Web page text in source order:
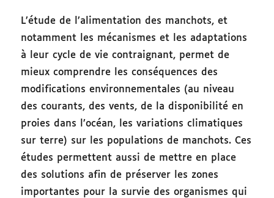
L’étude de l’alimentation des manchots, et
notamment les mécanismes et les adaptations
à leur cycle de vie contraignant, permet de
mieux comprendre les conséquences des
modifications environnementales (au niveau
des courants, des vents, de la disponibilité en
proies dans l’océan, les variations climatiques
sur terre) sur les populations de manchots. Ces
études permettent aussi de mettre en place
des solutions afin de préserver les zones
importantes pour la survie des organismes qui